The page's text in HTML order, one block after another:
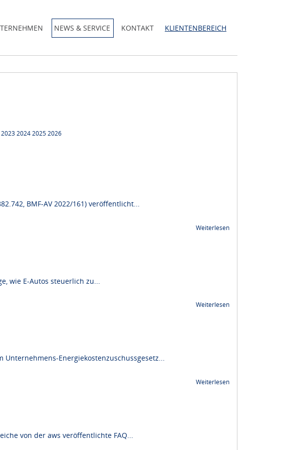
NEWS & SERVICE KONTAKT KLIENTENBEREICH
2023202420252026
BMF-AV 2022/161) veröffentlicht...
Weiterlesen
wie E-Autos steuerlich zu...
Weiterlesen
Energiekostenzuschussgesetz...
Weiterlesen
von der aws veröffentlichte FAQ...